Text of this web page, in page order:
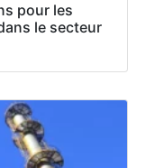
pour les
le secteur